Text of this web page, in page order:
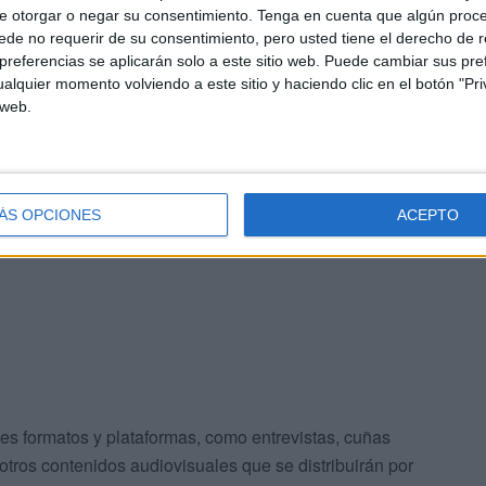
otorgar o negar su consentimiento. Tenga en cuenta que algún
no requerir de su consentimiento, pero usted tiene el derecho de
se aplicarán solo a este sitio web. Puede cambiar sus
momento volviendo a este sitio y haciendo clic en el botón
OPCIONES ACEPTO
el procedimiento acelerado no haya afectado
para destinar dos millones a esta campaña, además de
y los grupos demográficos específicos que
de recursos, cerca de dos millones de euros,
a posicionar la ciudad como un destino turístico
formatos y plataformas, como entrevistas, cuñas
contenidos audiovisuales que se distribuirán por